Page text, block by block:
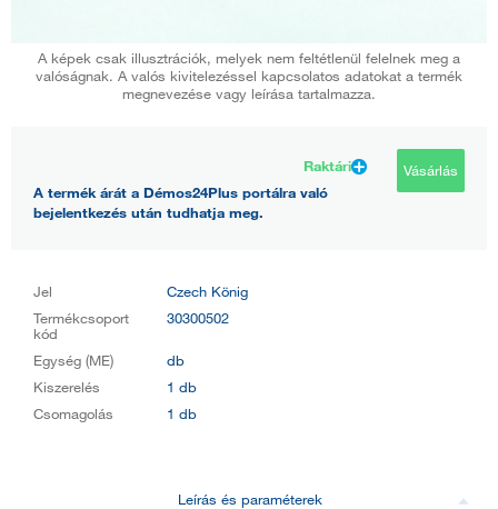
A képek csak illusztrációk, melyek nem feltétlenül felelnek meg a
valóságnak. A valós kivitelezéssel kapcsolatos adatokat a termék
megnevezése vagy leírása tartalmazza.
Raktári
A termék árát a Démos24Plus portálra való
bejelentkezés után tudhatja meg.
Vásárlás
Jel
Czech König
Termékcsoport
kód
30300502
Egység (ME)
db
Kiszerelés
1 db
Csomagolás
1 db
Leírás és paraméterek